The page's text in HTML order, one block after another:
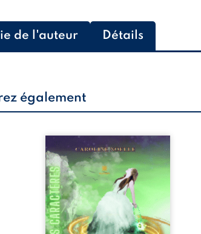
de l'auteur Détails
également
Portraits des Hauts de France
de la France d'en bas est un
ouvrage composé de sept
nouvelles. Ici, les récits sont
tirés de la mixité d'interactions
des habitants d’un foyer
d’hébergement ; un
environnement social
hétérogène, pour personnes en